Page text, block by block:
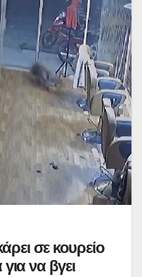
σε κουρείο
να βγει